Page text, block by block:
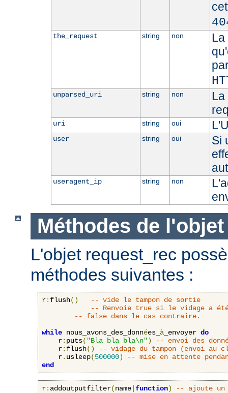
the_request string non
La
unparsed_uri string non
La
uri string oui
user string oui
Si
useragent_ip string non
Méthodes de
L'objet request_rec
méthodes suivantes :
r: flush()
-- vide le tampon de sortie
-- Renvoie true si le vidage a
-- false dans le cas contraire.
while nous_avons_des_données_ à _envoyer do
    r
: puts( "Bla bla bla\n")
-- envoi des
    r
: flush()
-- vidage du tampon (envoi au
    r
. usleep(500000)
-- mise en attente
end
r: addoutputfilter(name function)
-- ajoute